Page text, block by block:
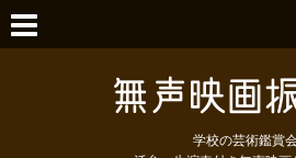
学校の芸術鑑賞